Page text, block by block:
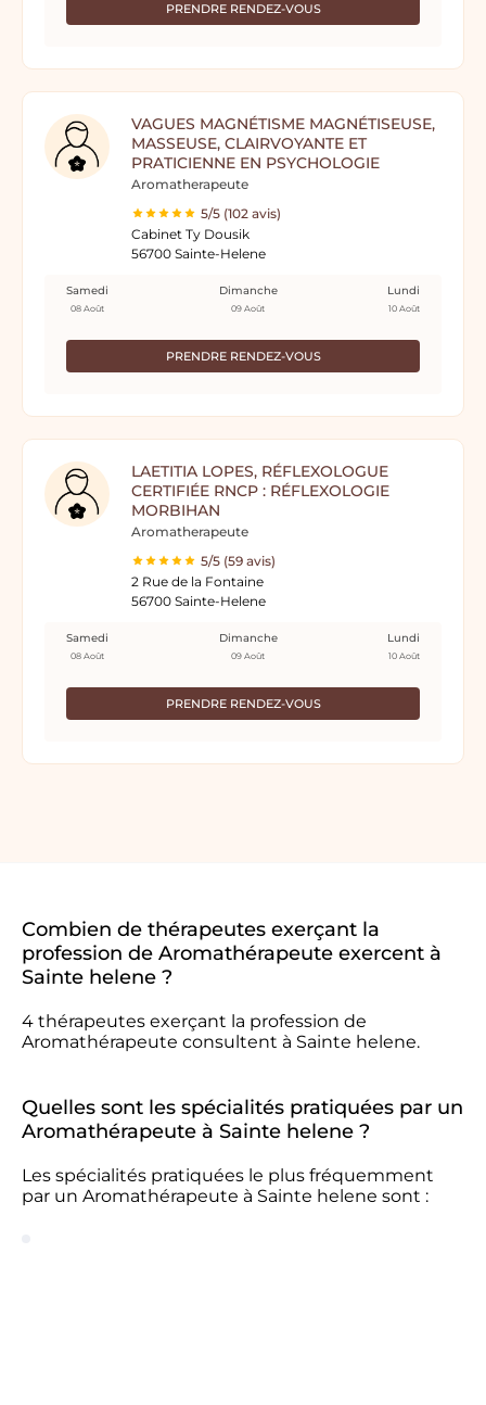
PRENDRE RENDEZ-VOUS
VAGUES MAGNÉTISME MAGNÉTISEUSE,
MASSEUSE, CLAIRVOYANTE ET
PRATICIENNE EN PSYCHOLOGIE
Aromatherapeute
5/5 (102 avis)
Cabinet Ty Dousik
56700 Sainte-Helene
PRENDRE RENDEZ-VOUS
Samedi
08 Août
Dimanche
09 Août
Lundi
10 Août
LAETITIA LOPES, RÉFLEXOLOGUE
CERTIFIÉE RNCP : RÉFLEXOLOGIE
MORBIHAN
Aromatherapeute
5/5 (59 avis)
2 Rue de la Fontaine
56700 Sainte-Helene
PRENDRE RENDEZ-VOUS
Samedi
08 Août
Dimanche
09 Août
Lundi
10 Août
Combien de thérapeutes exerçant la
profession de Aromathérapeute exercent à
Sainte helene ?
4 thérapeutes exerçant la profession de
Aromathérapeute consultent à Sainte helene.
Quelles sont les spécialités pratiquées par un
Aromathérapeute à Sainte helene ?
Les spécialités pratiquées le plus fréquemment
par un Aromathérapeute à Sainte helene sont :